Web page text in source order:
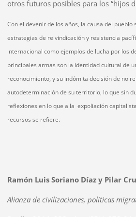
otros futuros posibles para los “hijos
Con el devenir de los años, la causa del pueblo
estrategias de reivindicación y resistencia
internacional como ejemplos de lucha por los
principales armas son la identidad cultural de
reconocimiento, y su indómita decisión de no
autodeterminación de su territorio, lo que sin
reflexiones en lo que a la expoliación
recursos se refiere.
Ramón Luis Soriano Díaz y Pilar
Alianza de civilizaciones, políticas